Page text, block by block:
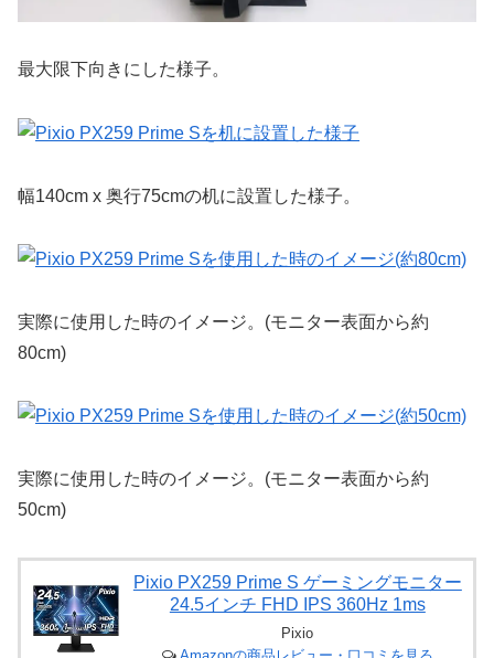
最大限下向きにした様子。
幅140cm x 奥行75cmの机に設置した様子。
実際に使用した時のイメージ。(モニター表面から約
80cm)
実際に使用した時のイメージ。(モニター表面から約
50cm)
Pixio PX259 Prime S ゲーミングモニター
24.5インチ FHD IPS 360Hz 1ms
Pixio